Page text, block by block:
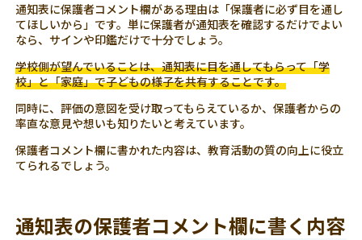
通知表に保護者コメント欄がある理由は「保護者に必ず目を通し
てほしいから」です。単に保護者が通知表を確認するだけでよい
なら、サインや印鑑だけで十分でしょう。
学校側が望んでいることは、通知表に目を通してもらって「学
校」と「家庭」で子どもの様子を共有することです。
同時に、評価の意図を受け取ってもらえているか、保護者からの
率直な意見や想いも知りたいと考えています。
保護者コメント欄に書かれた内容は、教育活動の質の向上に役立
てられるでしょう。
通知表の保護者コメント欄に書く内容